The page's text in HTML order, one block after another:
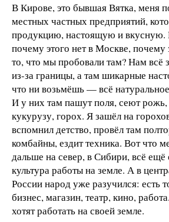
В Кирове, это бывшая Вятка, меня
местных частных предприятий,
продукцию, настоящую и вкусную.
почему этого нет в Москве, почему
то, что мы пробовали там? Нам всё
из-за границы, а там шикарные
что ни возьмёшь — всё
И у них там пашут поля, сеют
кукурузу, горох. Я зашёл на
вспомнил детство, провёл там
комбайны, ездит техника. Вот что
дальше на север, в Сибири, всё ещё
культура работы на земле. А в
России народ уже разучился: есть
бизнес, магазин, театр, кино,
хотят работать на своей земле.